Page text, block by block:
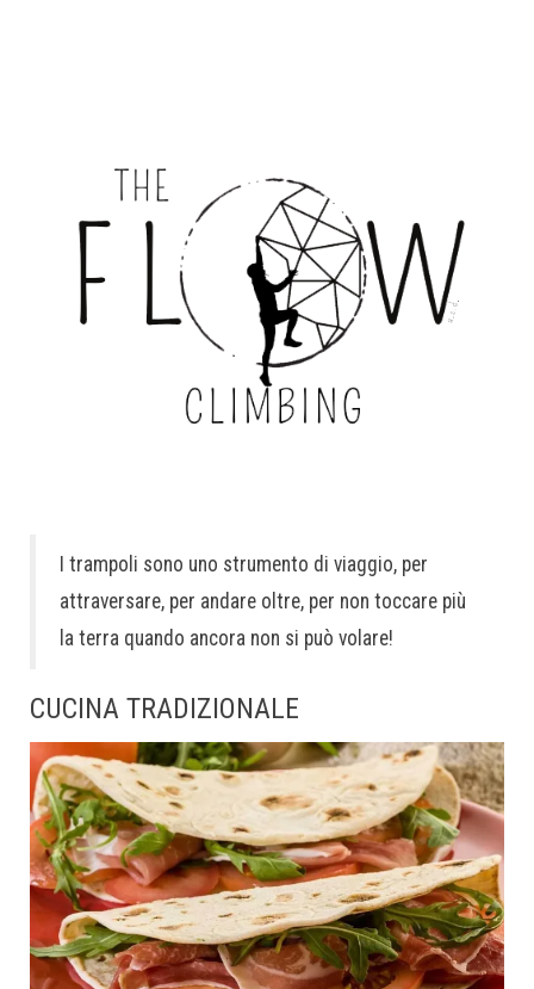
I trampoli sono uno strumento di viaggio, per
attraversare, per andare oltre, per non toccare più
la terra quando ancora non si può volare!
CUCINA TRADIZIONALE